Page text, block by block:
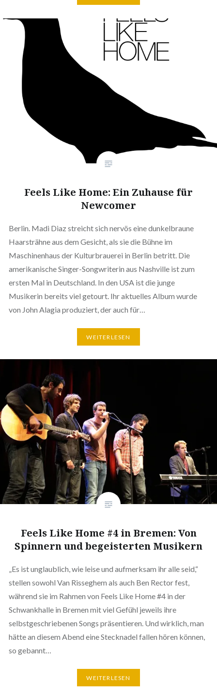
Feels Like Home: Ein Zuhause für
Newcomer
Berlin. Madi Diaz streicht sich nervös eine dunkelbraune
Haarsträhne aus dem Gesicht, als sie die Bühne im
Maschinenhaus der Kulturbrauerei in Berlin betritt. Die
amerikanische Singer-Songwriterin aus Nashville ist zum
ersten Mal in Deutschland. In den USA ist die junge
Musikerin bereits viel getourt. Ihr aktuelles Album wurde
von John Alagia produziert, der auch für…
WEITERLESEN
Feels Like Home #4 in Bremen: Von
Spinnern und begeisterten Musikern
„Es ist unglaublich, wie leise und aufmerksam ihr alle seid,“
stellen sowohl Van Risseghem als auch Ben Rector fest,
während sie im Rahmen von Feels Like Home #4 in der
Schwankhalle in Bremen mit viel Gefühl jeweils ihre
selbstgeschriebenen Songs präsentieren. Und wirklich, man
hätte an diesem Abend eine Stecknadel fallen hören können,
so gebannt…
WEITERLESEN